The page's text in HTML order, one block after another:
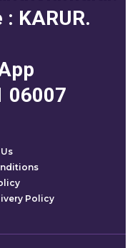
KARUR.
06007
Policy